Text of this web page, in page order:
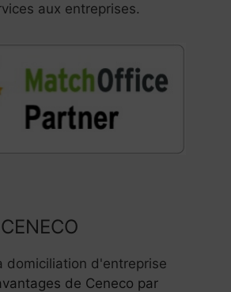
aux entreprises.
domiciliation d'entreprise
de Ceneco par